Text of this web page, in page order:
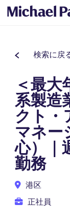
検索に戻
＜最大
系製造
クト・
マネー
心）｜
勤務
港区
正社員